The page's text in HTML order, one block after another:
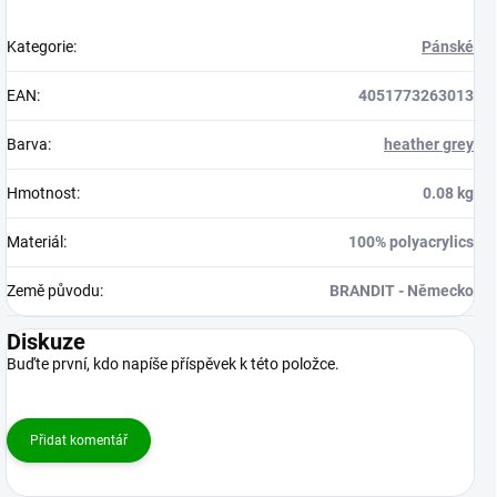
Kategorie: Pánské
EAN: 4051773263013
Barva: heather grey
Hmotnost: 0.08 kg
Materiál : 100% polyacrylics
Země původu: BRANDIT - Německo
Diskuze
Buďte první, kdo napíše příspěvek k této položce.
Přidat komentář